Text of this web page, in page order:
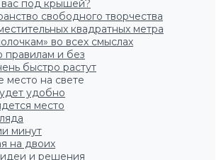
под крышей?
свободного творчества
квадратных метра
во всех смыслах
правилам и без
быстро растут
место на свете
удобно
место
минут
на двоих
и решения